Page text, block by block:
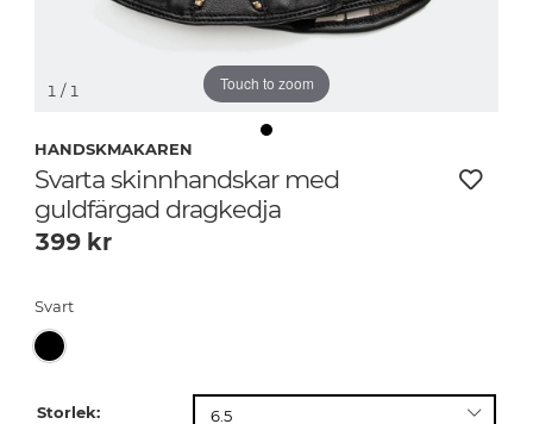
Touch to zoom
1 / 1
HANDSKMAKAREN
Svarta skinnhandskar med
guldfärgad dragkedja
399 kr
Svart
Storlek: